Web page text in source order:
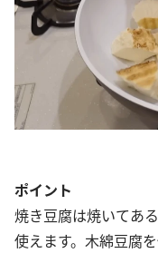
ポイント
焼き豆腐は焼いてあ
使えます。木綿豆腐